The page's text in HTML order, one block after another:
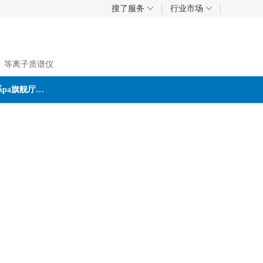
搜了服务 行业市场
等离子质谱仪
联系pa旗舰厅首页